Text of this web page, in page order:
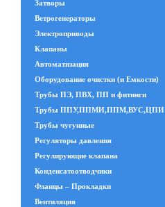
Затворы
Ветрогенераторы
Электроприводы
Клапаны
Автоматизация
Оборудование очистки (и Емкости)
Трубы ПЭ, ПВХ, ПП и фитинги
Трубы ППУ,ППМИ,ППМ,ВУС,ЦПИ
Трубы чугунные
Регуляторы давления
Регулирующие клапана
Конденсатоотводчики
Фланцы – Прокладки
Вентиляция